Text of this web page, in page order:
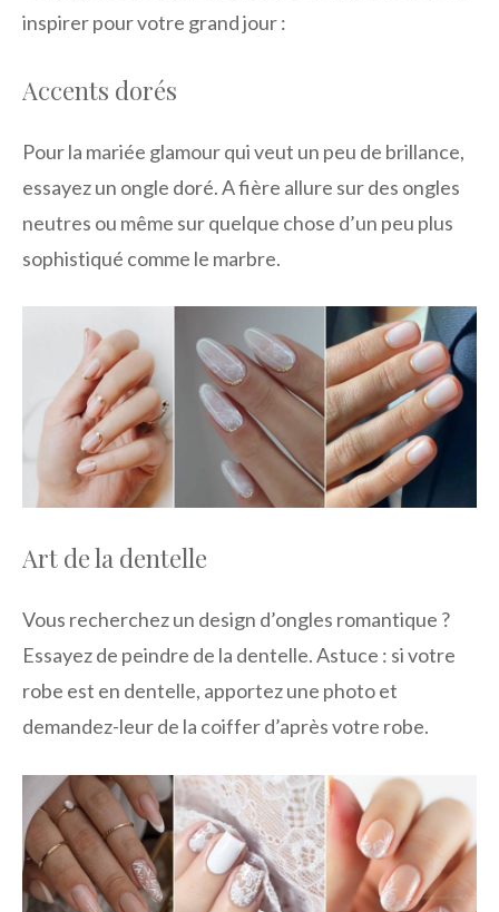
inspirer pour votre grand jour :
Accents dorés
Pour la mariée glamour qui veut un peu de brillance,
essayez un ongle doré. A fière allure sur des ongles
neutres ou même sur quelque chose d’un peu plus
sophistiqué comme le marbre.
Art de la dentelle
Vous recherchez un design d’ongles romantique ?
Essayez de peindre de la dentelle. Astuce : si votre
robe est en dentelle, apportez une photo et
demandez-leur de la coiffer d’après votre robe.